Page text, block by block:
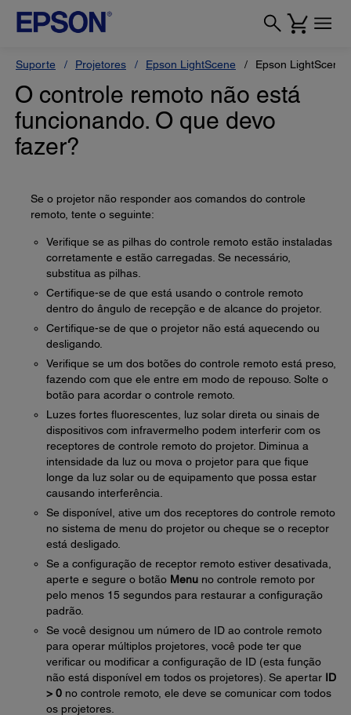
Suporte Projetores Epson LightScene Epson LightScene
O controle remoto não está
funcionando. O que devo
fazer?
Se o projetor não responder aos comandos do controle
remoto, tente o seguinte:
Verifique se as pilhas do controle remoto estão instaladas
corretamente e estão carregadas. Se necessário,
substitua as pilhas.
Certifique-se de que está usando o controle remoto
dentro do ângulo de recepção e de alcance do projetor.
Certifique-se de que o projetor não está aquecendo ou
desligando.
Verifique se um dos botões do controle remoto está preso,
fazendo com que ele entre em modo de repouso. Solte o
botão para acordar o controle remoto.
Luzes fortes fluorescentes, luz solar direta ou sinais de
dispositivos com infravermelho podem interferir com os
receptores de controle remoto do projetor. Diminua a
intensidade da luz ou mova o projetor para que fique
longe da luz solar ou de equipamento que possa estar
causando interferência.
Se disponível, ative um dos receptores do controle remoto
no sistema de menu do projetor ou cheque se o receptor
está desligado.
Se a configuração de receptor remoto estiver desativada,
aperte e segure o botão Menu no controle remoto por
pelo menos 15 segundos para restaurar a configuração
padrão.
Se você designou um número de ID ao controle remoto
para operar múltiplos projetores, você pode ter que
verificar ou modificar a configuração de ID (esta função
não está disponível em todos os projetores). Se apertar ID
> 0 no controle remoto, ele deve se comunicar com todos
os projetores.